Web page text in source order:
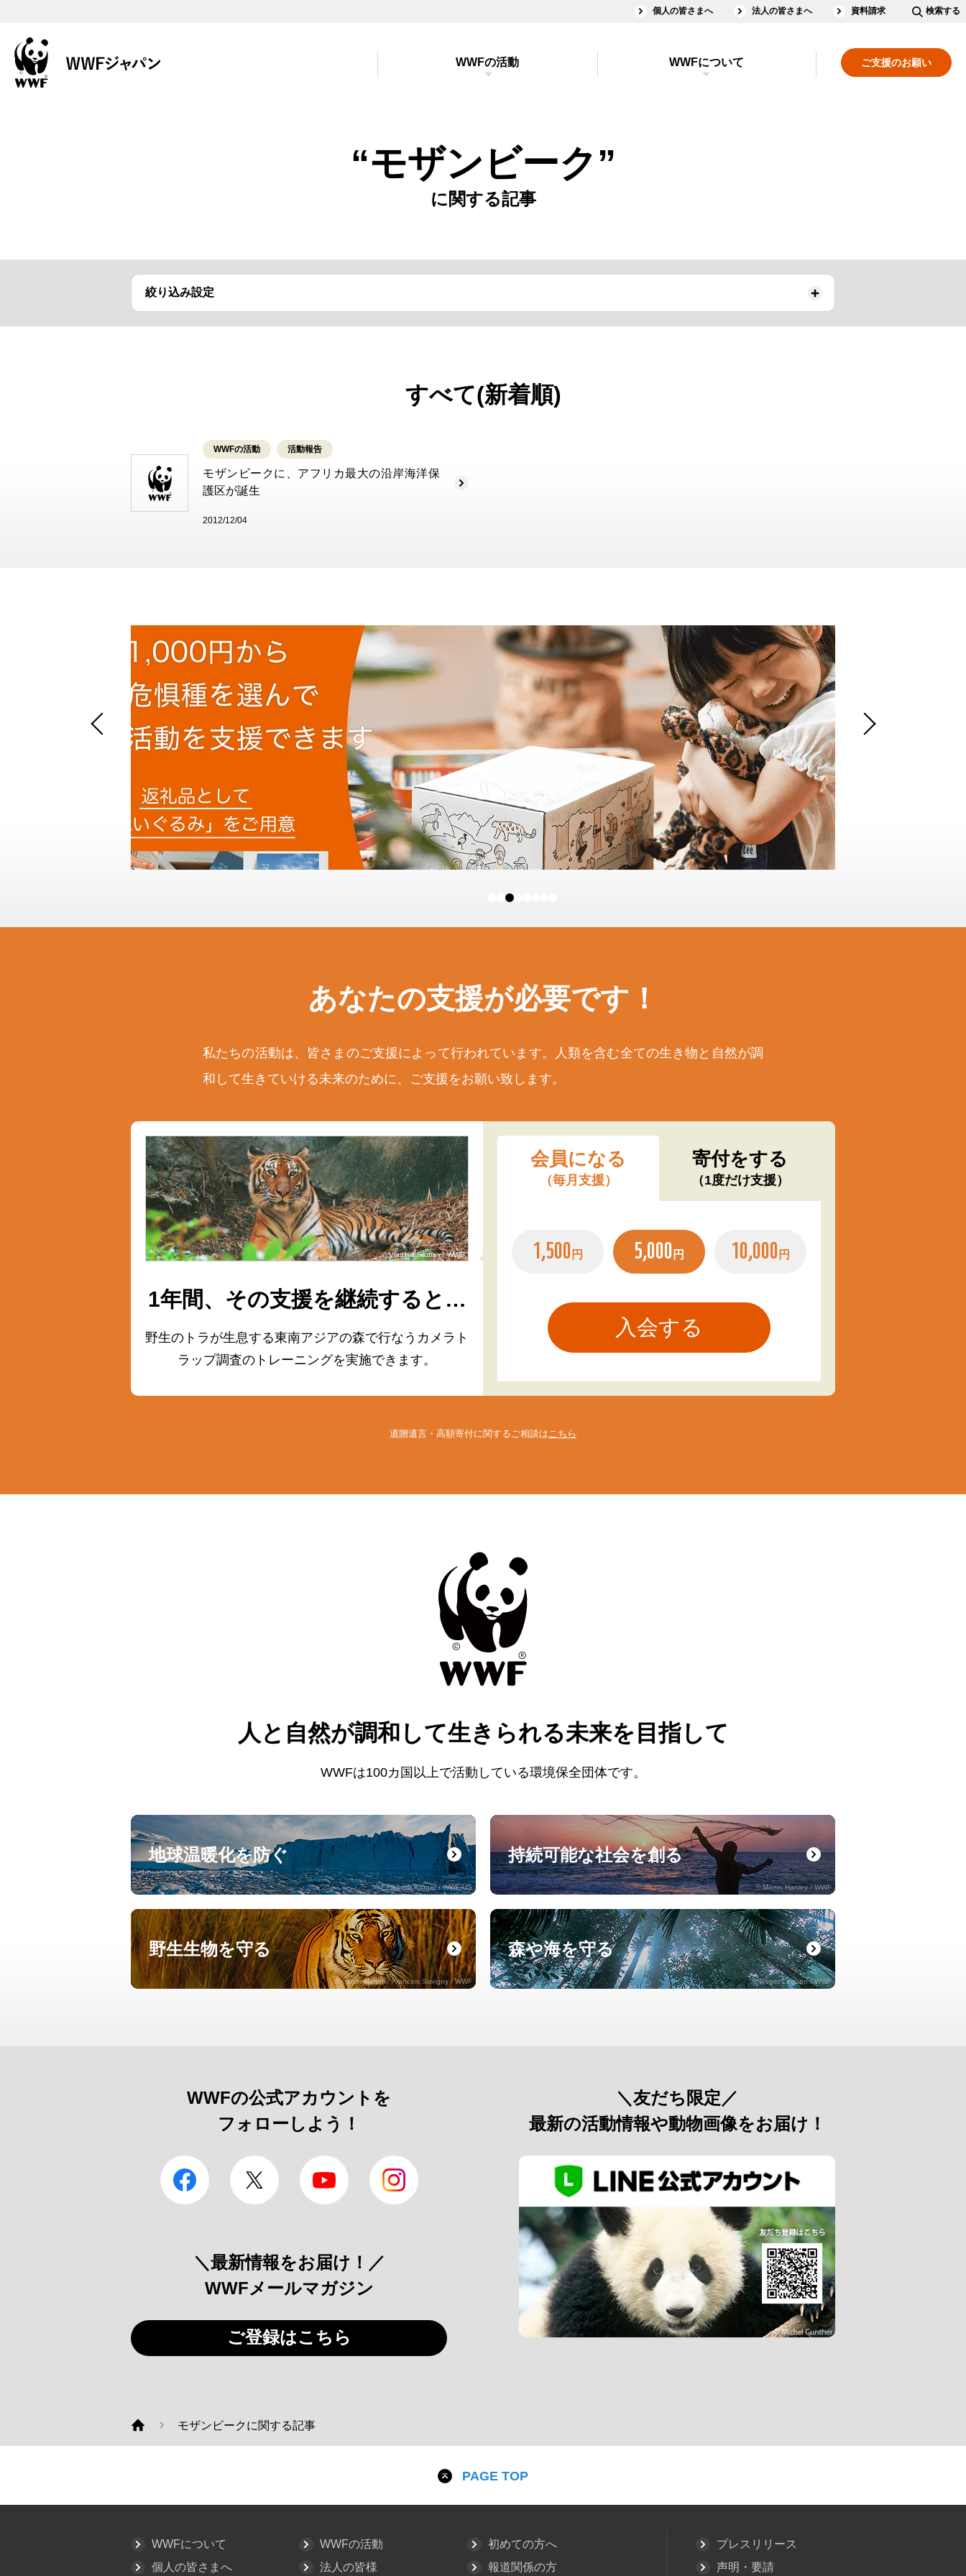
個人の皆さまへ 法人の皆さまへ 資料請求 検索する
ご支援のお願い
WWFの活動 WWFについて
“モザンビーク”
に関する記事
絞り込み設定
すべて(新着順)
WWFの活動 活動報告
モザンビークに、アフリカ最大の沿岸海洋保
護区が誕生
2012/12/04
あなたの支援が必要です！
私たちの活動は、皆さまのご支援によって行われています。人類を含む全ての生き物と自然が調
和して生きていける未来のために、ご支援をお願い致します。
© Vladimir Filonov / WWF
1年間、その支援を継続すると…
野生のトラが生息する東南アジアの森で行なう カメラト
ラップ調査の トレーニングを実施できます。
会員になる
（毎月支援）
寄付をする
（1度だけ支援）
1,500 円 5,000 円 10,000 円
遺贈遺言・高額寄付に関するご相談は こちら
人と自然が調和して生きられる未来を目指して
WWFは100カ国以上で活動している環境保全団体です。
地球温暖化を防ぐ
© Elisabeth Kruger / WWF-US
持続可能な社会を創る
© Martin Harvey / WWF
野生生物を守る
© naturepl.com / Francois Savigny / WWF
森や海を守る
© Roger Leguen / WWF
WWFの公式アカウントを
フォローしよう！
facebook Twitter YouTube
＼最新情報をお届け！／
WWFメールマガジン
ご登録はこちら
＼友だち限定／
最新の活動情報や動物画像をお届け！
WWF モザンビークに関する記事
PAGE TOP
WWFについて WWFの活動
初めての方へ
個人の皆さまへ
法人の皆様 報道関係の方
プレスリリース
声明・要請